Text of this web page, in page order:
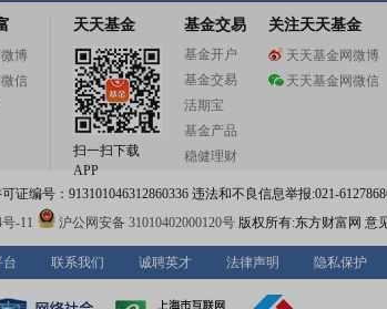
博
信
天天基金
扫一扫下载
APP
基金交易
基金开户
基金交易
活期宝
基金产品
稳健理财
关注天天基金
天天基金网微博
天天基金网微信
编号：913101046312860336 违法和不良信息举报:021-
-11 沪公网安备 31010402000120号版权所有:东方财富网 意
台 联系我们 诚聘英才 法律声明 隐私保护